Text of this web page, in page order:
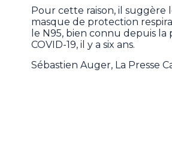
Pour cette raison, il suggère
masque de protection
le N95, bien connu depuis la
COVID-19, il y a six ans.
Sébastien Auger, La Presse